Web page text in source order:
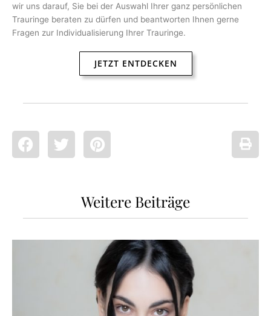
wir uns darauf, Sie bei der Auswahl Ihrer ganz persönlichen
Trauringe beraten zu dürfen und beantworten Ihnen gerne
Fragen zur Individualisierung Ihrer Trauringe.
JETZT ENTDECKEN
Weitere Beiträge